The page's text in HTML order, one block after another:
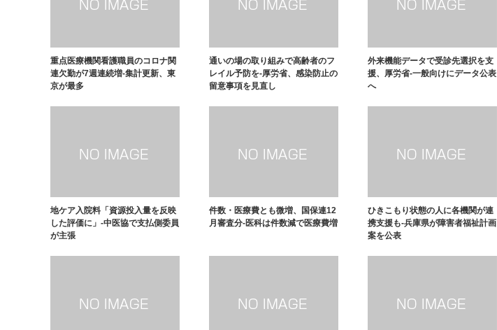
重点医療機関看護職員のコロナ関
連欠勤が7週連続増-集計更新、東
京が最多
通いの場の取り組みで高齢者のフ
レイル予防を-厚労省、感染防止の
留意事項を見直し
外来機能データで受診先選択を支
援、厚労省-一般向けにデータ公表
へ
地ケア入院料「資源投入量を反映
した評価に」-中医協で支払側委員
が主張
件数・医療費とも微増、国保連12
月審査分-医科は件数減で医療費増
ひきこもり状態の人に各機関が連
携支援も-兵庫県が障害者福祉計画
案を公表